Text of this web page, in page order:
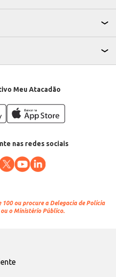
Meu Atacadão
nas redes sociais
100 ou procure a Delegacia de Polícia
o Ministério Público.